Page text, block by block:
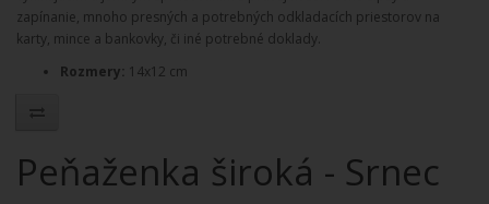
zapínanie, mnoho presných a potrebných odkladacích priestorov na
karty, mince a bankovky, či iné potrebné doklady.
Rozmery: 14x12 cm
Peňaženka široká - Srnec